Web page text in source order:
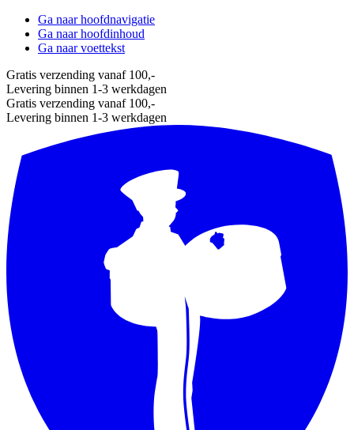
Ga naar hoofdnavigatie
Ga naar hoofdinhoud
Ga naar voettekst
Gratis verzending vanaf 100,-
Levering binnen 1-3 werkdagen
Gratis verzending vanaf 100,-
Levering binnen 1-3 werkdagen